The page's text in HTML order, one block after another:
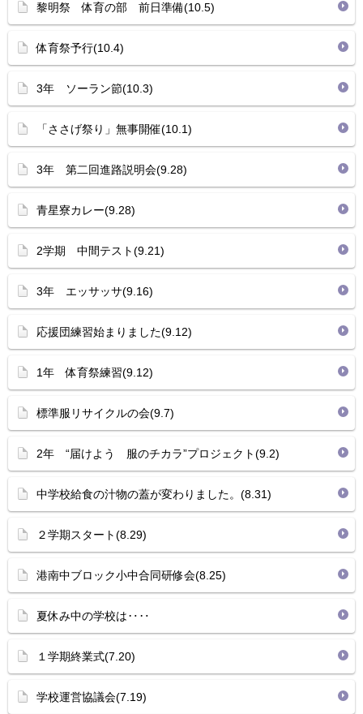
黎明祭 体育の部 前日準備(10.5)
体育祭予行(10.4)
3年 ソーラン節(10.3)
「ささげ祭り」無事開催(10.1)
3年 第二回進路説明会(9.28)
青星寮カレー(9.28)
2学期 中間テスト(9.21)
3年 エッサッサ(9.16)
応援団練習始まりました(9.12)
1年 体育祭練習(9.12)
標準服リサイクルの会(9.7)
2年 “届けよう 服のチカラ”プロジェクト(9.2)
中学校給食の汁物の蓋が変わりました。(8.31)
２学期スタート(8.29)
港南中ブロック小中合同研修会(8.25)
夏休み中の学校は‥‥
１学期終業式(7.20)
学校運営協議会(7.19)